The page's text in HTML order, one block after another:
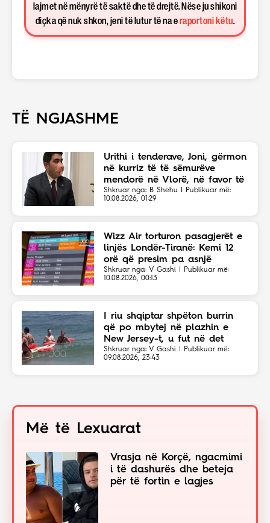
lajmet në mënyrë të saktë dhe të drejtë. Nëse ju shikoni
diçka që nuk shkon, jeni të lutur të na e raportoni këtu.
TË NGJASHME
Urithi i tenderave, Joni, gërmon
në kurriz të të sëmurëve
mendorë në Vlorë, në favor të
Eriola Likajt të “Clean Fast”.
Shkruar nga: B Shehu | Publikuar më:
10.08.2026, 01:29
Wizz Air torturon pasagjerët e
linjës Londër-Tiranë: Kemi 12
orë që presim pa asnjë
shpjegim!
Shkruar nga: V Gashi | Publikuar më:
10.08.2026, 00:13
I riu shqiptar shpëton burrin
që po mbytej në plazhin e
New Jersey-t, u fut në det
sapo dëgjoi thirrjet për ndihmë
Shkruar nga: V Gashi | Publikuar më:
09.08.2026, 23:43
Më të Lexuarat
Vrasja në Korçë, ngacmimi
i të dashurës dhe beteja
për të fortin e lagjes